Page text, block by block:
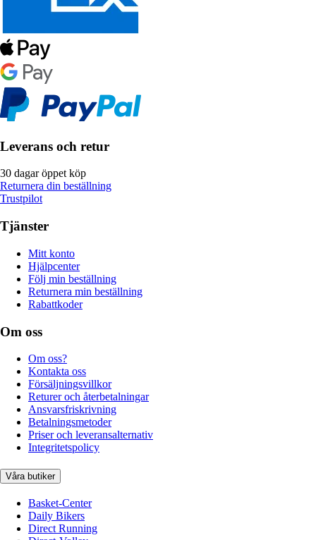
Leverans och retur
30 dagar öppet köp
Returnera din beställning
Trustpilot
Tjänster
Mitt konto
Hjälpcenter
Följ min beställning
Returnera min beställning
Rabattkoder
Om oss
Om oss?
Kontakta oss
Försäljningsvillkor
Returer och återbetalningar
Ansvarsfriskrivning
Betalningsmetoder
Priser och leveransalternativ
Integritetspolicy
Våra butiker
Basket-Center
Daily Bikers
Direct Running